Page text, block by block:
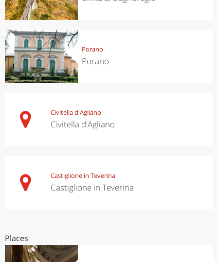
Porano
Porano
Civitella d'Agliano
Civitella d'Agliano
Castiglione in Teverina
Castiglione in Teverina
Places